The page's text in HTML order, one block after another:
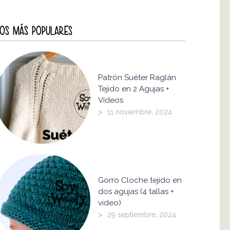
MÁS POPULARES
Patrón Suéter Raglán
Tejido en 2 Agujas +
Vídeos
> 11 noviembre, 2024
Gorro Cloche tejido en
dos agujas (4 tallas +
video)
> 29 septiembre, 2024